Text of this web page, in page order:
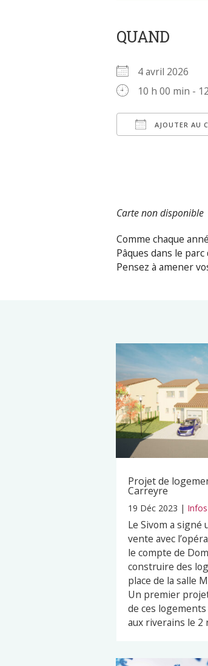
QUAND
4 avril 2026
10 h 00 min -
AJOUTER AU
Carte non disponible
Comme chaque
Pâques dans le parc
Pensez à amener
Projet de
Carreyre
19 Déc 2023 |
Le Sivom a signé
vente avec
le compte de
construire des
place de la salle
Un premier
de ces
aux riverains le 2